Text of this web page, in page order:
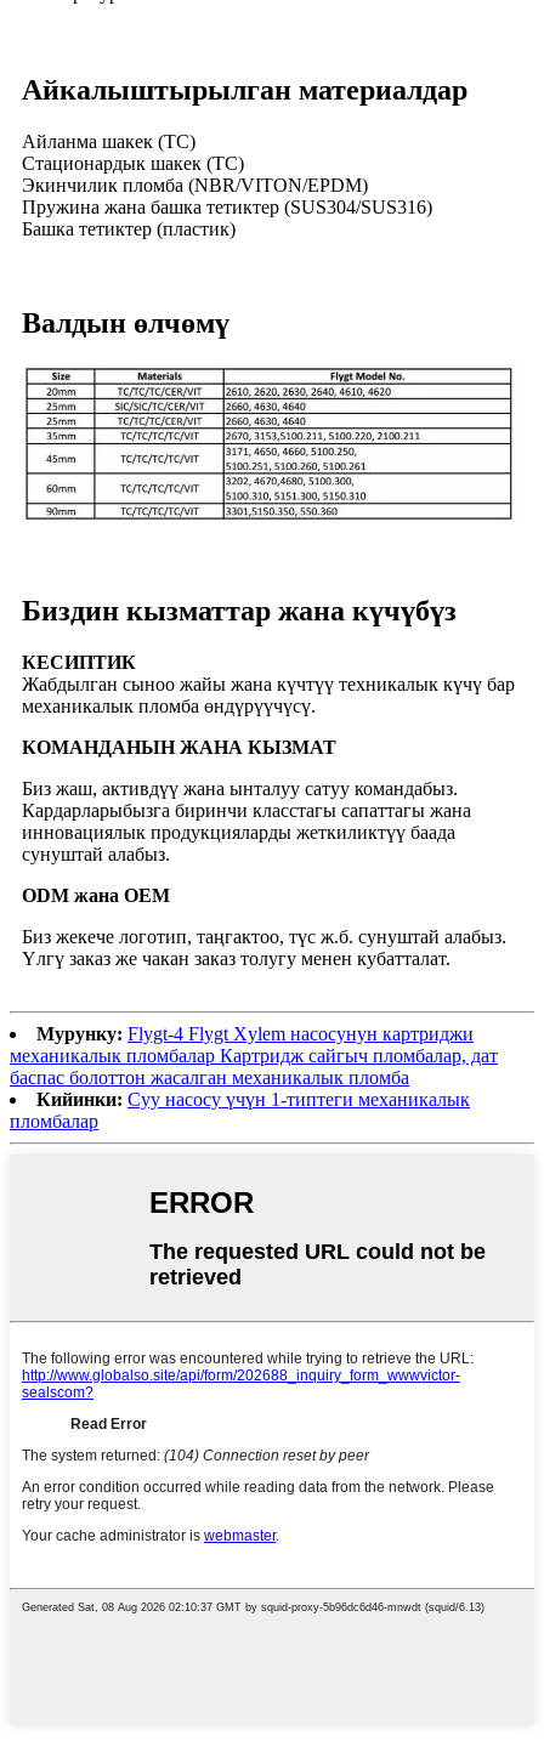
Айкалыштырылган материалдар
Айланма шакек (TC)
Стационардык шакек (TC)
Экинчилик пломба (NBR/VITON/EPDM)
Пружина жана башка тетиктер (SUS304/SUS316)
Башка тетиктер (пластик)
Валдын өлчөмү
Биздин кызматтар жана күчүбүз
КЕСИПТИК
Жабдылган сыноо жайы жана күчтүү техникалык күчү бар
механикалык пломба өндүрүүчүсү.
КОМАНДАНЫН ЖАНА КЫЗМАТ
Биз жаш, активдүү жана ынталуу сатуу командабыз.
Кардарларыбызга биринчи класстагы сапаттагы жана
инновациялык продукцияларды жеткиликтүү баада
сунуштай алабыз.
ODM жана OEM
Биз жекече логотип, таңгактоо, түс ж.б. сунуштай алабыз.
Үлгү заказ же чакан заказ толугу менен кубатталат.
Мурунку: Flygt-4 Flygt Xylem насосунун картриджи
механикалык пломбалар Картридж сайгыч пломбалар, дат
баспас болоттон жасалган механикалык пломба
Кийинки: Суу насосу үчүн 1-типтеги механикалык
пломбалар